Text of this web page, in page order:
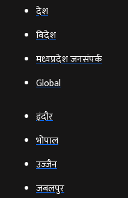
देश
विदेश
मध्यप्रदेश जनसंपर्क
Global
इंदौर
भोपाल
उज्‍जैन
जबलपुर